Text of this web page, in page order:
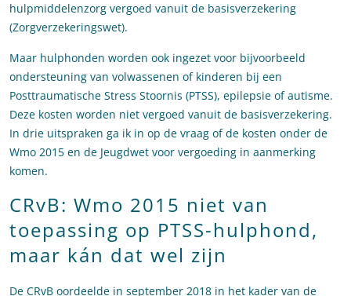
hulpmiddelenzorg vergoed vanuit de basisverzekering
(Zorgverzekeringswet).
Maar hulphonden worden ook ingezet voor bijvoorbeeld
ondersteuning van volwassenen of kinderen bij een
Posttraumatische Stress Stoornis (PTSS), epilepsie of autisme.
Deze kosten worden niet vergoed vanuit de basisverzekering.
In drie uitspraken ga ik in op de vraag of de kosten onder de
Wmo 2015 en de Jeugdwet voor vergoeding in aanmerking
komen.
CRvB: Wmo 2015 niet van
toepassing op PTSS-hulphond,
maar kán dat wel zijn
De CRvB oordeelde in september 2018 in het kader van de